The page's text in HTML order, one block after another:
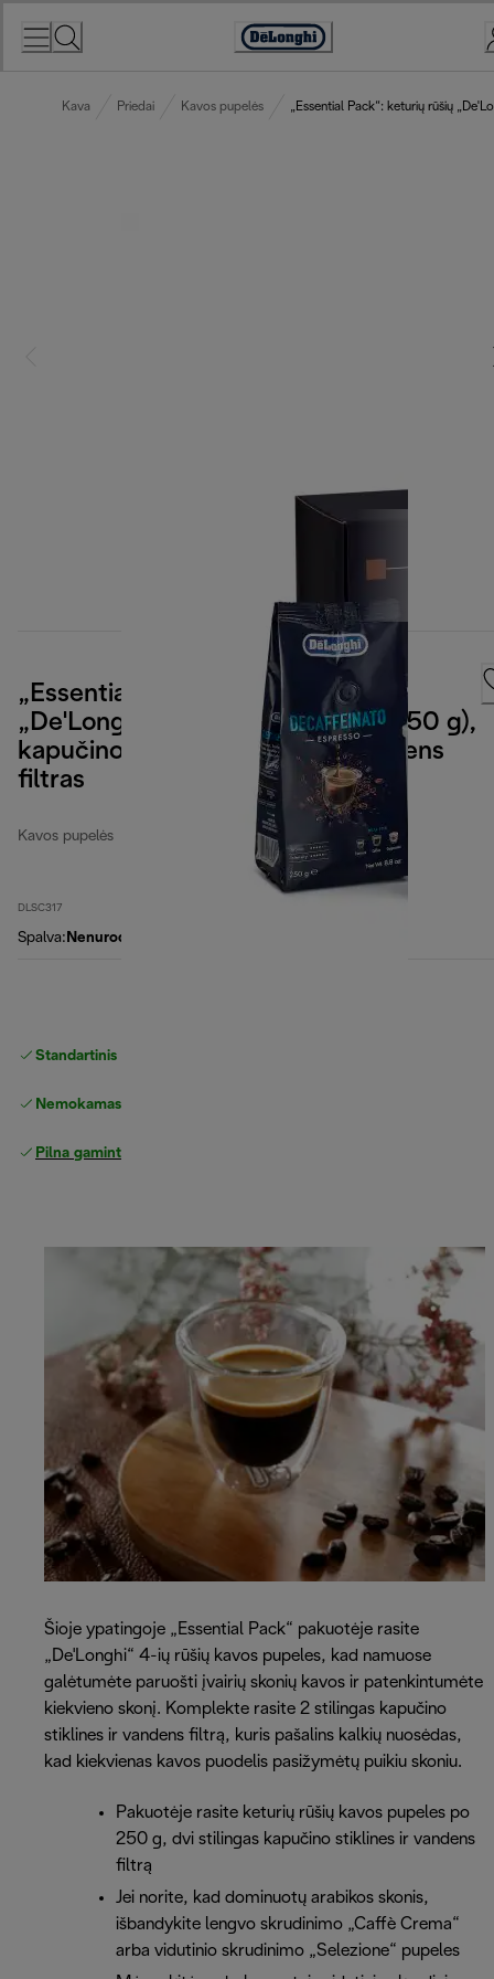
Accessibility
Kava Priedai Kavos pupelės „Essential Pack“: keturių rūšių
„Essential Pack“: keturių rūšių
„De'Longhi“ kavos pupelės (4 x 250 g),
kapučino stiklinės (2 vnt.) ir vandens
filtras
Kavos pupelės
DLSC317
Spalva: Nenurodyta
Standartinis nemokamas
Nemokamas grąžinimas
Pilna gamintojo garantija
Šioje ypatingoje „Essential Pack“ pakuotėje rasite
„De'Longhi“ 4-ių rūšių kavos pupeles, kad namuose
galėtumėte paruošti įvairių skonių kavos ir patenkintumėte
kiekvieno skonį. Komplekte rasite 2 stilingas kapučino
stiklines ir vandens filtrą, kuris pašalins kalkių nuosėdas,
kad kiekvienas kavos puodelis pasižymėtų puikiu skoniu.
Pakuotėje rasite keturių rūšių kavos pupeles po
250 g, dvi stilingas kapučino stiklines ir vandens
filtrą
Jei norite, kad dominuotų arabikos skonis,
išbandykite lengvo skrudinimo „Caffè Crema“
arba vidutinio skrudinimo „Selezione“ pupeles